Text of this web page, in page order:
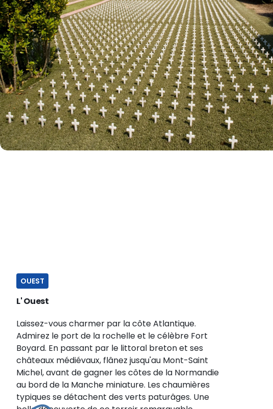
OUEST
L' Ouest
Laissez-vous charmer par la côte Atlantique.
Admirez le port de la rochelle et le célèbre Fort
Boyard. En passant par le littoral breton et ses
châteaux médiévaux, flânez jusqu'au Mont-Saint
Michel, avant de gagner les côtes de la Normandie
au bord de la Manche miniature. Les chaumières
typiques se détachent des verts paturâges. Une